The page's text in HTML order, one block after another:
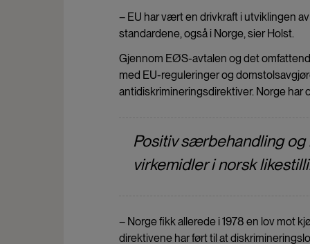
– EU har vært en drivkraft i utviklingen
standardene, også i Norge, sier Holst.
Gjennom EØS-avtalen og det
med EU-reguleringer og
antidiskrimineringsdirektiver. Norge har
Positiv særbehandling
virkemidler i norsk
– Norge fikk allerede i 1978 en lov mot
direktivene har ført til at